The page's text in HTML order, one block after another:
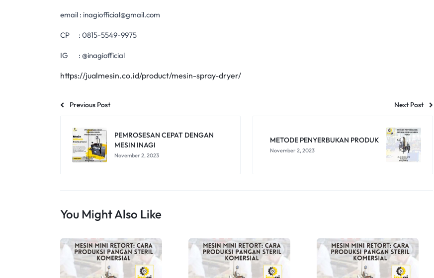
email : inagiofficial@gmail.com
CP : 0815-5549-9975
IG : @inagiofficial
https://jualmesin.co.id/product/mesin-spray-dryer/
Previous Post Next Post
PEMROSESAN CEPAT DENGAN
MESIN INAGI
November 2, 2023
METODE PENYERBUKAN PRODUK
November 2, 2023
You Might Also Like